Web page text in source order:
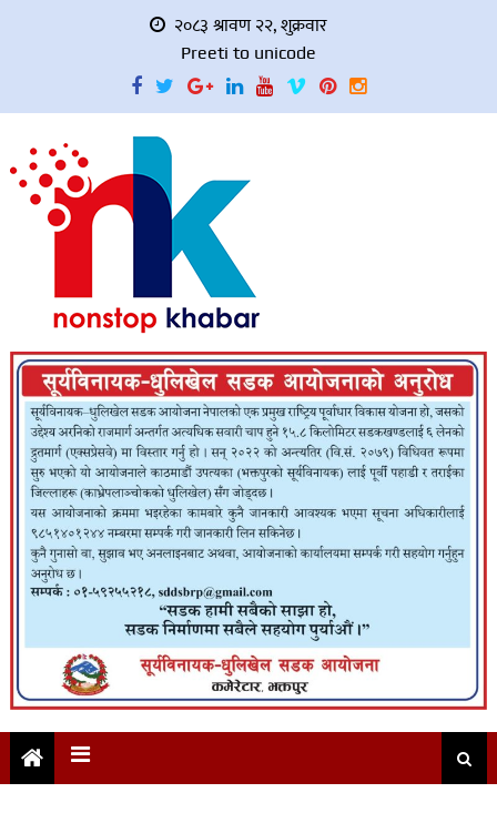
२०८३ श्रावण २२, शुक्रवार
Preeti to unicode